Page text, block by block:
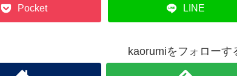
Pocket LINE
kaorumiをフォローす